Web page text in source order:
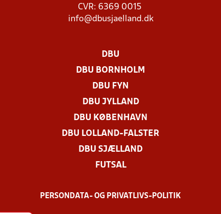
CVR: 6369 0015
info@dbusjaelland.dk
DBU
DBU BORNHOLM
DBU FYN
DBU JYLLAND
DBU KØBENHAVN
DBU LOLLAND-FALSTER
DBU SJÆLLAND
FUTSAL
PERSONDATA- OG PRIVATLIVS-POLITIK